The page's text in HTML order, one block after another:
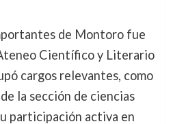
de Montoro fue
Científico y Literario
cargos relevantes, como
la sección de ciencias
participación activa en